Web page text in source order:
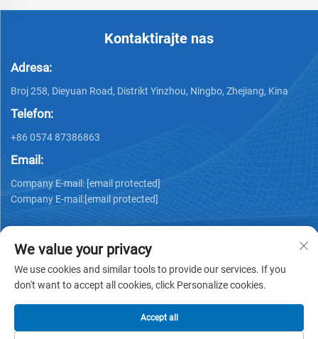
Kontaktirajte nas
Adresa:
Broj 258, Dieyuan Road, Distrikt Yinzhou, Ningbo, Zhejiang, Kina
Telefon:
+86 0574 87386863
Email:
Company E-mail:[email protected]
Company E-mail:[email protected]
Politika privatnosti
We value your privacy
We use cookies and similar tools to provide our services. If you
don't want to accept all cookies, click Personalize cookies.
Accept all